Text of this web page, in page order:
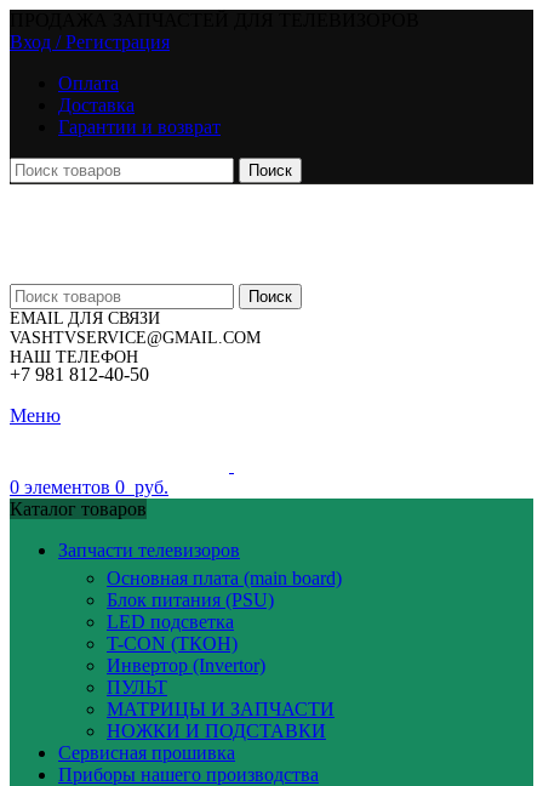
Вход / Регистрация
Оплата
Доставка
Гарантии и возврат
Поиск
Поиск
EMAIL ДЛЯ СВЯЗИ
VASHTVSERVICE@GMAIL.COM
НАШ ТЕЛЕФОН
+7 981 812-40-50
Меню
0 элементов 0 руб.
Каталог товаров
Запчасти телевизоров
Основная плата (main board)
Блок питания (PSU)
LED подсветка
T-CON (ТКОН)
Инвертор (Invertor)
ПУЛЬТ
МАТРИЦЫ И ЗАПЧАСТИ
НОЖКИ И ПОДСТАВКИ
Сервисная прошивка
Приборы нашего производства